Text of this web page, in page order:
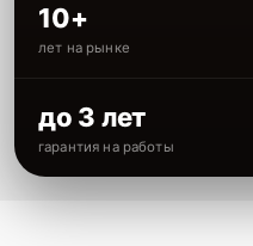
10+
лет на рынке
до 3 лет
гарантия на работы